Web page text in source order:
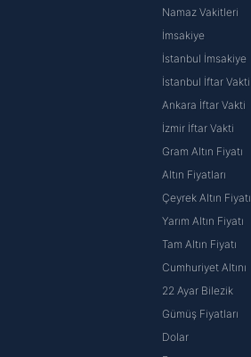
Namaz Vakitleri
İmsakiye
İstanbul İmsakiye
İstanbul İftar Vakti
Ankara İftar Vakti
İzmir İftar Vakti
Gram Altın Fiyatı
Altın Fiyatları
Çeyrek Altın Fiyatı
Yarım Altın Fiyatı
Tam Altın Fiyatı
Cumhuriyet Altını
22 Ayar Bilezik
Gümüş Fiyatları
Dolar